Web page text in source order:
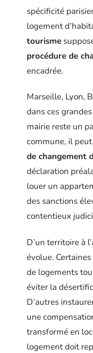
spécificité
logement
tourisme
procédure de
encadrée.
Marseille, Lyon,
dans ces
mairie reste un
commune, il peut
de changement
déclaration
louer un
des sanctions
contentieux
D’un territoire à
évolue.
de logements
éviter la
D’autres
une
transformé en
logement doit